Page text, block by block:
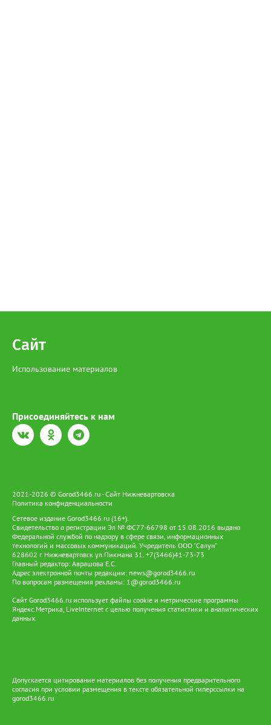
Сайт
Использование материалов
Присоединяйтесь к нам
2021-2026 © Gorod3466.ru - Сайт Нижневартовска
Политика конфиденциальности
Сетевое издание Gorod3466.ru (16+).
Свидетельство о регистрации Эл № ФС77-66798 от 15.08.2016 выдано
Федеральной службой по надзору в сфере связи, информационных
технологий и массовых коммуникаций. Учредитель ООО "Салун"
628602 г. Нижневартовск ул.Пикмана 31. +7(3466)41-73-73
Главный редактор: Аврашова Е.С.
Адрес электронной почты редакции: news@gorod3466.ru
По вопросам размещения рекламы: 1@gorod3466.ru
Сайт Gorod3466.ru использует файлы cookie и метрические программы
Яндекс.Метрика, LiveInternet с целью получения статистики и аналитических
данных.
Допускается цитирование материалов без получения предварительного
согласия при условии размещения в тексте обязательной гиперссылки на
gorod3466.ru